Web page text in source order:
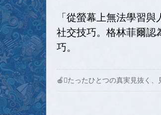
「從螢幕上無法學習
社交技巧。格林菲爾認
巧。
🍎たったひとつの真実見抜く